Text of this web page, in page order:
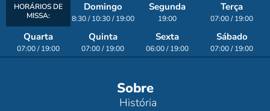
HORÁRIOS DE
MISSA:
Domingo
8:30 / 10:30 / 19:00
Segunda
19:00
Terça
07:00 / 19:00
Quarta
07:00 / 19:00
Quinta
07:00 / 19:00
Sexta
06:00 / 19:00
Sábado
07:00 / 19:00
Sobre
História